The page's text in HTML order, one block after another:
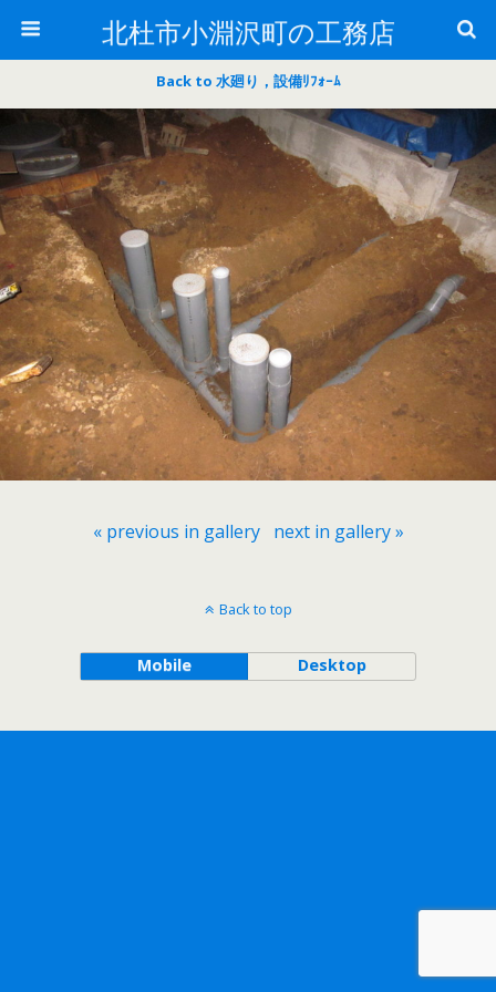
北杜市小淵沢町の工務店
Back to 水廻り，設備ﾘﾌｫｰﾑ
« previous in gallery next in gallery »
Back to top
Mobile Desktop